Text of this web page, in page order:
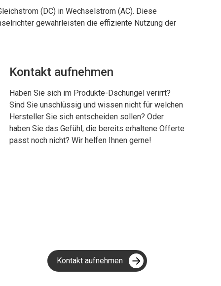
(DC) in Wechselstrom (AC). Diese
gewährleisten die effiziente Nutzung der
Kontakt aufnehmen
Haben Sie sich im Produkte-Dschungel verirrt?
Sind Sie unschlüssig und wissen nicht für welchen
Hersteller Sie sich entscheiden sollen? Oder
haben Sie das Gefühl, die bereits erhaltene Offerte
passt noch nicht? Wir helfen Ihnen gerne!
Kontakt aufnehmen